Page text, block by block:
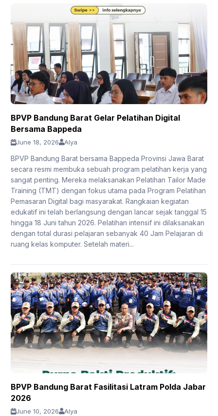
BPVP Bandung Barat Gelar Pelatihan Digital
Bersama Bappeda
June 18, 2026 Alya
BPVP Bandung Barat bersama Bappeda Provinsi Jawa Barat
secara resmi membuka sebuah program pelatihan kerja yang
sangat penting. Mereka melaksanakan Pelatihan Tailor Made
Training (TMT) dengan fokus utama pada Program Pelatihan
Pemasaran Digital bagi masyarakat. Rangkaian kegiatan
edukatif ini telah berlangsung dengan lancar sejak tanggal 15
hingga 18 Juni tahun 2026. Pelatihan intensif ini dilaksanakan
dengan total durasi pelajaran sebanyak 40 Jam Pelajaran di
ruang kelas komputer. Setelah materi...
BPVP Bandung Barat Fasilitasi Latram Polda Jabar
2026
June 10, 2026 Alya